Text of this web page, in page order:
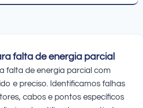
falta de energia parcial
falta de energia parcial com
e preciso. Identificamos falhas
cabos e pontos específicos